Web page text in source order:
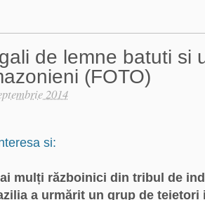
de lemne batuti si
(FOTO)
2014
si:
mulți războinici din tribul de
a urmărit un grup de teietori